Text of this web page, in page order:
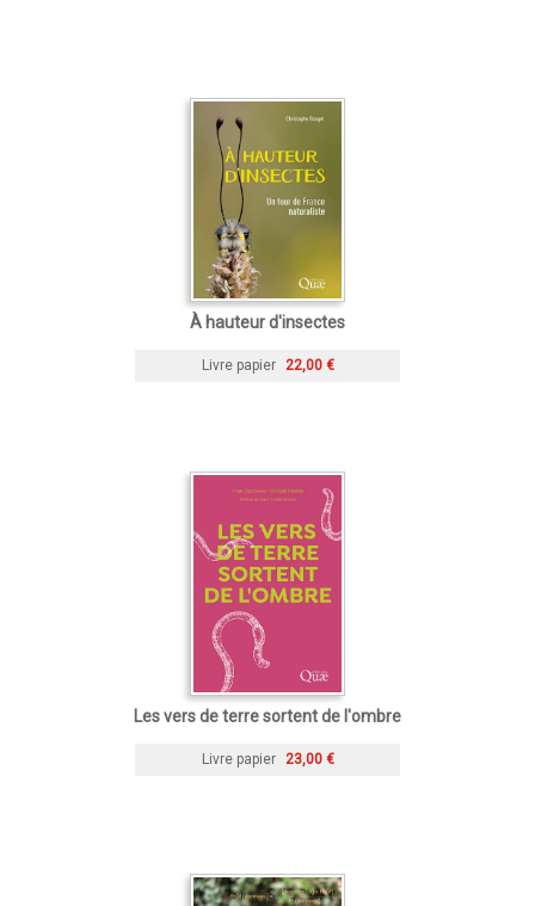
À hauteur d'insectes
Livre papier 22,00 €
Les vers de terre sortent de l'ombre
Livre papier 23,00 €